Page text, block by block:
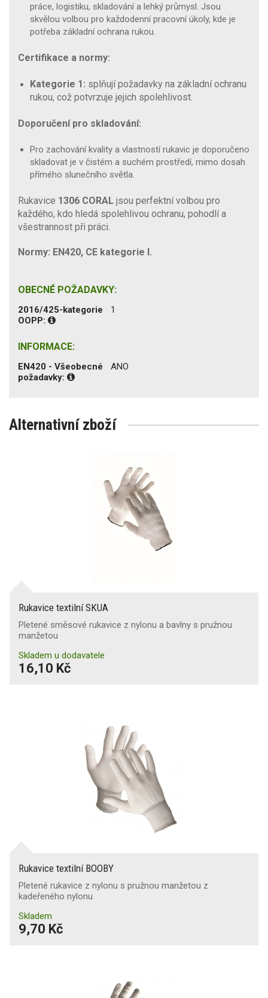
práce, logistiku, skladování a lehký průmysl. Jsou
skvělou volbou pro každodenní pracovní úkoly, kde je
potřeba základní ochrana rukou.
Certifikace a normy:
Kategorie 1: splňují požadavky na základní ochranu
rukou, což potvrzuje jejich spolehlivost.
Doporučení pro skladování:
Pro zachování kvality a vlastností rukavic je doporučeno
skladovat je v čistém a suchém prostředí, mimo dosah
přímého slunečního světla.
Rukavice 1306 CORAL jsou perfektní volbou pro
každého, kdo hledá spolehlivou ochranu, pohodlí a
všestrannost při práci.
Normy: EN420, CE kategorie I.
OBECNÉ POŽADAVKY:
2016/425-kategorie
OOPP:
1
INFORMACE:
EN420 - Všeobecné
požadavky:
ANO
Alternativní zboží
Rukavice textilní SKUA
Pletené směsové rukavice z nylonu a bavlny s pružnou
manžetou
Skladem u dodavatele
16,10 Kč
Rukavice textilní BOOBY
Pletené rukavice z nylonu s pružnou manžetou z
kadeřeného nylonu
Skladem
9,70 Kč